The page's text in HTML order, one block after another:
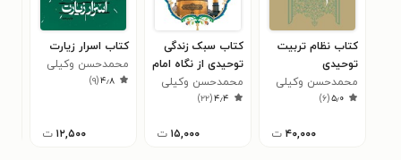
کتاب نظام تربیت
توحیدی
محمدحسن وکیلی
۵٫۰(۶)
۴۰,۰۰۰ ت
کتاب سبک زندگی
توحیدی از نگاه امام
رضا (ع)
محمدحسن وکیلی
۴٫۴(۲۲)
۱۵,۰۰۰ ت
کتاب اسرار زیارت
محمدحسن وکیلی
۴٫۸(۹)
۱۲,۵۰۰ ت